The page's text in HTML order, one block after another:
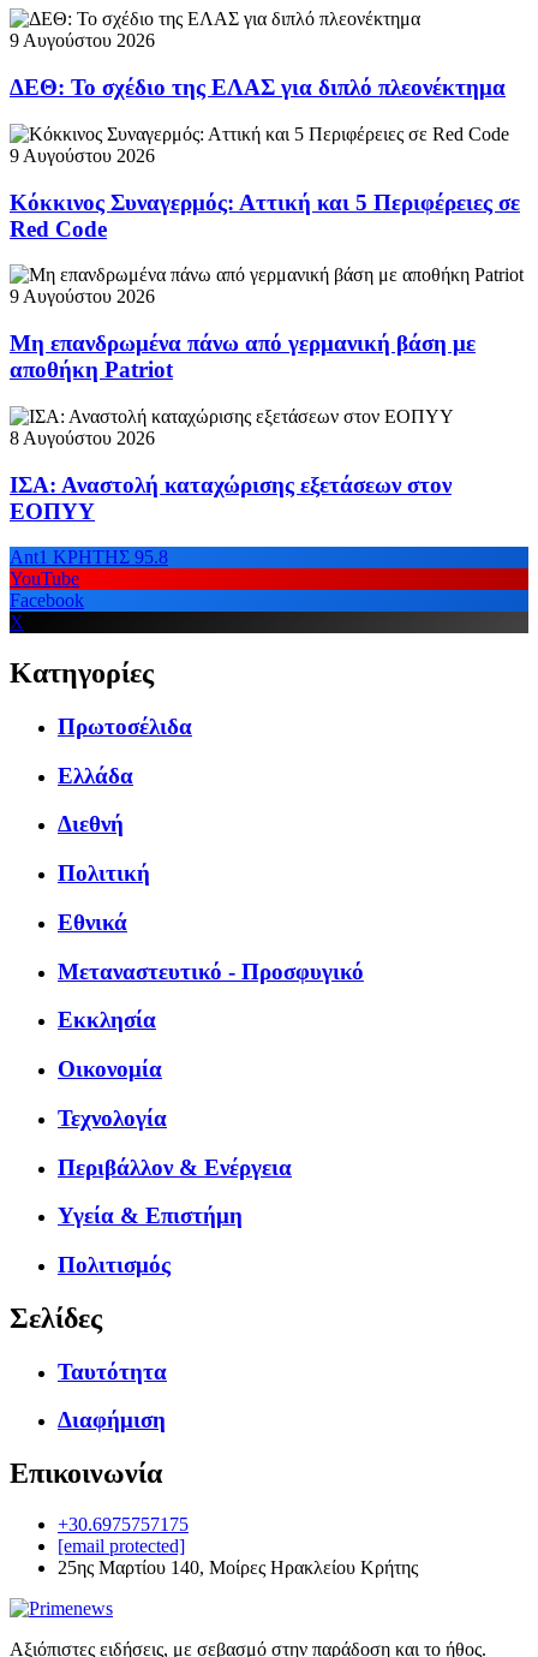
9 Αυγούστου 2026
ΔΕΘ: Το σχέδιο της ΕΛΑΣ για διπλό πλεονέκτημα
9 Αυγούστου 2026
Κόκκινος Συναγερμός: Αττική και 5 Περιφέρειες σε
Red Code
9 Αυγούστου 2026
Μη επανδρωμένα πάνω από γερμανική βάση με
αποθήκη Patriot
8 Αυγούστου 2026
ΙΣΑ: Αναστολή καταχώρισης εξετάσεων στον
ΕΟΠΥΥ
Ant1 ΚΡΗΤΗΣ 95.8
YouTube
Facebook
X
Κατηγορίες
Πρωτοσέλιδα
Ελλάδα
Διεθνή
Πολιτική
Εθνικά
Μεταναστευτικό - Προσφυγικό
Εκκλησία
Οικονομία
Τεχνολογία
Περιβάλλον & Ενέργεια
Υγεία & Επιστήμη
Πολιτισμός
Σελίδες
Ταυτότητα
Διαφήμιση
Επικοινωνία
+30.6975757175
[email protected]
25ης Μαρτίου 140, Μοίρες Ηρακλείου Κρήτης
Αξιόπιστες ειδήσεις, με σεβασμό στην παράδοση και το ήθος.